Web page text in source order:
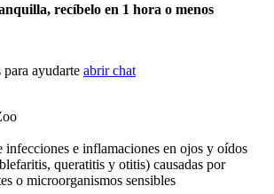
recíbelo en 1 hora o menos
ayudarte abrir chat
infecciones e inflamaciones en ojos y oídos
queratitis y otitis) causadas por
o microorganismos sensibles